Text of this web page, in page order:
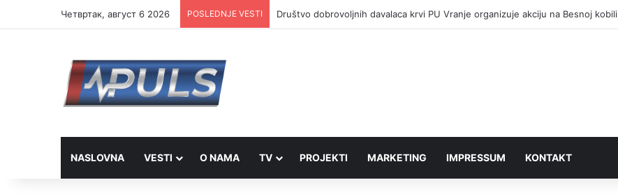
Четвртак, август 6 2026 POSLEDNJE VESTI Društvo dobrovoljnih davalaca krvi PU Vranje organizuje akciju na Besnoj kobili
NASLOVNA VESTI O NAMA TV PROJEKTI MARKETING IMPRESSUM KONTAKT